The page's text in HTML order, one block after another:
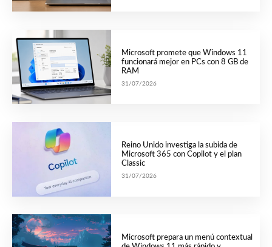
Microsoft promete que Windows 11
funcionará mejor en PCs con 8 GB de
RAM
31/07/2026
Reino Unido investiga la subida de
Microsoft 365 con Copilot y el plan
Classic
31/07/2026
Microsoft prepara un menú contextual